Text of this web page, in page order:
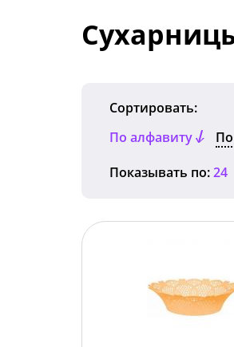
Сортировать:
По алфавиту
Показывать по:24